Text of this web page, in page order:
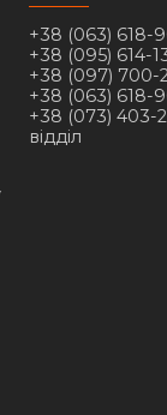
+38 (063) 618-
+38 (095) 614-
+38 (097) 700-
+38 (063) 618-
+38 (073) 403-
відділ